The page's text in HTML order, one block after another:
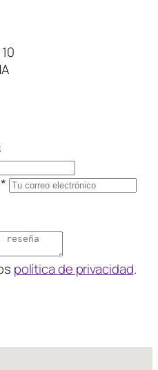
política de privacidad.